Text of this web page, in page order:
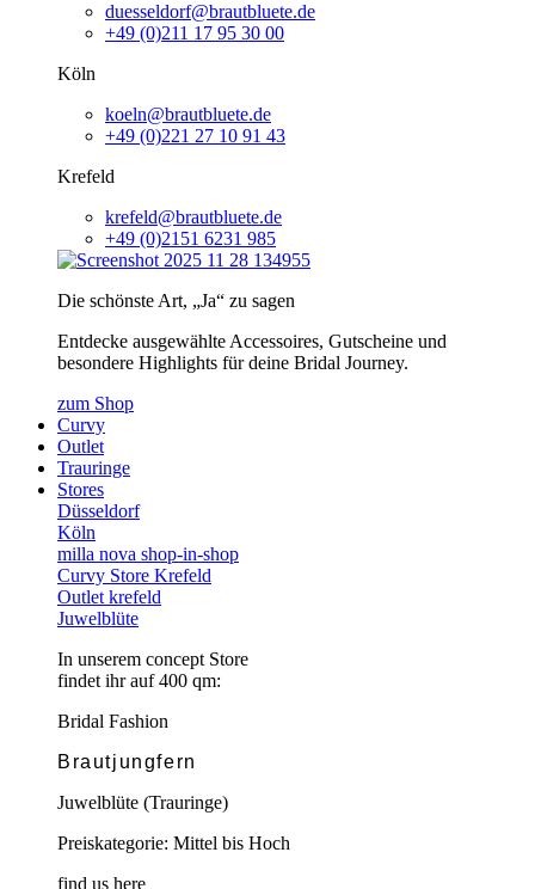
duesseldorf@brautbluete.de
+49 (0)211 17 95 30 00
Köln
koeln@brautbluete.de
+49 (0)221 27 10 91 43
Krefeld
krefeld@brautbluete.de
+49 (0)2151 6231 985
Die schönste Art, „Ja“ zu sagen
Entdecke ausgewählte Accessoires, Gutscheine und
besondere Highlights für deine Bridal Journey.
zum Shop
Curvy
Outlet
Trauringe
Stores
Düsseldorf
Köln
milla nova shop-in-shop
Curvy Store Krefeld
Outlet krefeld
Juwelblüte
In unserem concept Store
findet ihr auf 400 qm:
Bridal Fashion
Brautjungfern
Juwelblüte (Trauringe)
Preiskategorie: Mittel bis Hoch
find us here